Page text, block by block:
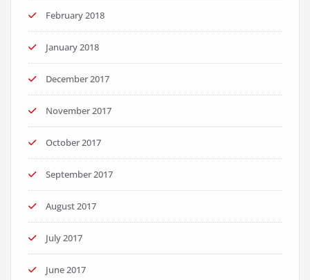
February 2018
January 2018
December 2017
November 2017
October 2017
September 2017
August 2017
July 2017
June 2017